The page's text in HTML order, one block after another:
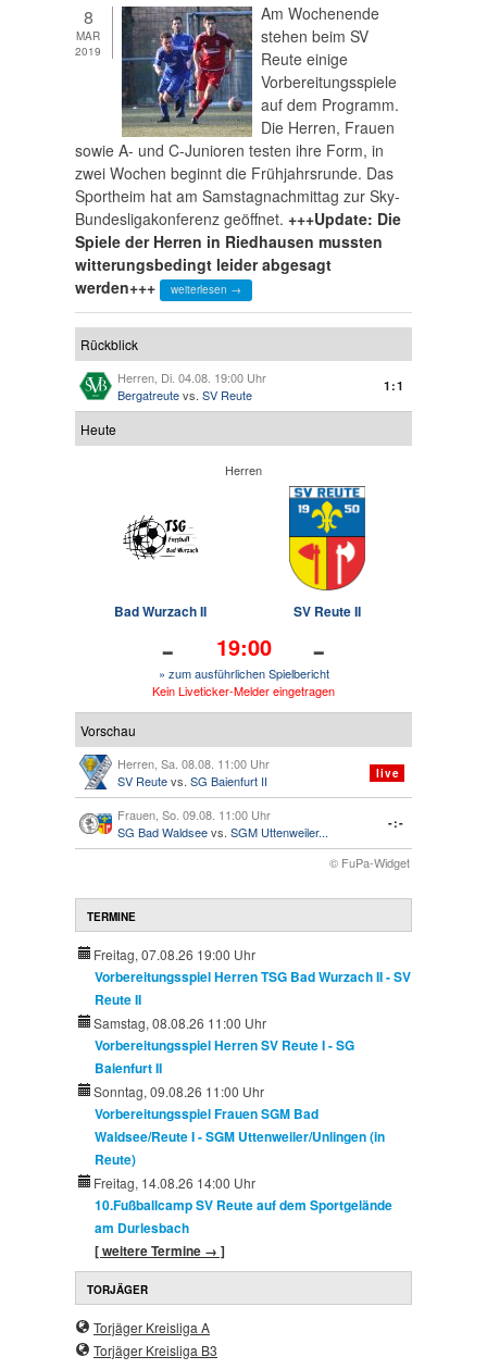
8
MAR
2019
Am Wochenende
stehen beim SV
Reute einige
Vorbereitungsspiele
auf dem Programm.
Die Herren, Frauen
sowie A- und C-Junioren testen ihre Form, in
zwei Wochen beginnt die Frühjahrsrunde. Das
Sportheim hat am Samstagnachmittag zur Sky-
Bundesligakonferenz geöffnet. +++Update: Die
Spiele der Herren in Riedhausen mussten
witterungsbedingt leider abgesagt
werden+++
weiterlesen →
Rückblick
Herren, Di. 04.08. 19:00 Uhr
Bergatreutevs. SV Reute
1:1
Heute
Herren
Bad Wurzach II SV Reute II
- 19:00 -
» zum ausführlichen Spielbericht
Kein Liveticker-Melder eingetragen
Vorschau
Herren, Sa. 08.08. 11:00 Uhr
SV Reutevs. SG Baienfurt II live
Frauen, So. 09.08. 11:00 Uhr
SG Bad Waldseevs. SGM Uttenweiler...
-:-
© FuPa-Widget
TERMINE
Freitag, 07.08.26 19:00 Uhr
Vorbereitungsspiel Herren TSG Bad Wurzach II - SV
Reute II
Samstag, 08.08.26 11:00 Uhr
Vorbereitungsspiel Herren SV Reute I - SG
Baienfurt II
Sonntag, 09.08.26 11:00 Uhr
Vorbereitungsspiel Frauen SGM Bad
Waldsee/Reute I - SGM Uttenweiler/Unlingen (in
Reute)
Freitag, 14.08.26 14:00 Uhr
10.Fußballcamp SV Reute auf dem Sportgelände
am Durlesbach
[ weitere Termine → ]
TORJÄGER
Torjäger Kreisliga A
Torjäger Kreisliga B3